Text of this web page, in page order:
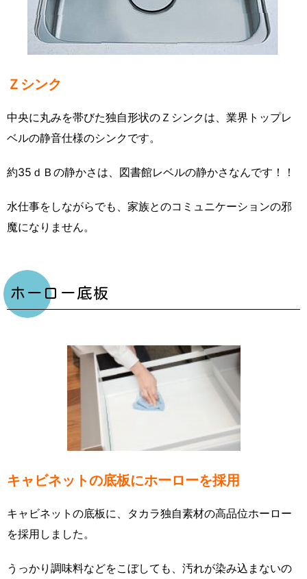
Ｚシンク
中央に丸みを帯びた独自形状のＺシンクは、業界トップレ
ベルの静音仕様のシンクです。
約35ｄＢの静かさは、図書館レベルの静かさなんです！！
水仕事をしながらでも、家族とのコミュニケーションの邪
魔になりません。
ホーロー底板
キャビネットの底板にホーローを採用
キャビネットの底板に、タカラ独自素材の高品位ホーロー
を採用しました。
うっかり調味料などをこぼしても、汚れが染み込まないの